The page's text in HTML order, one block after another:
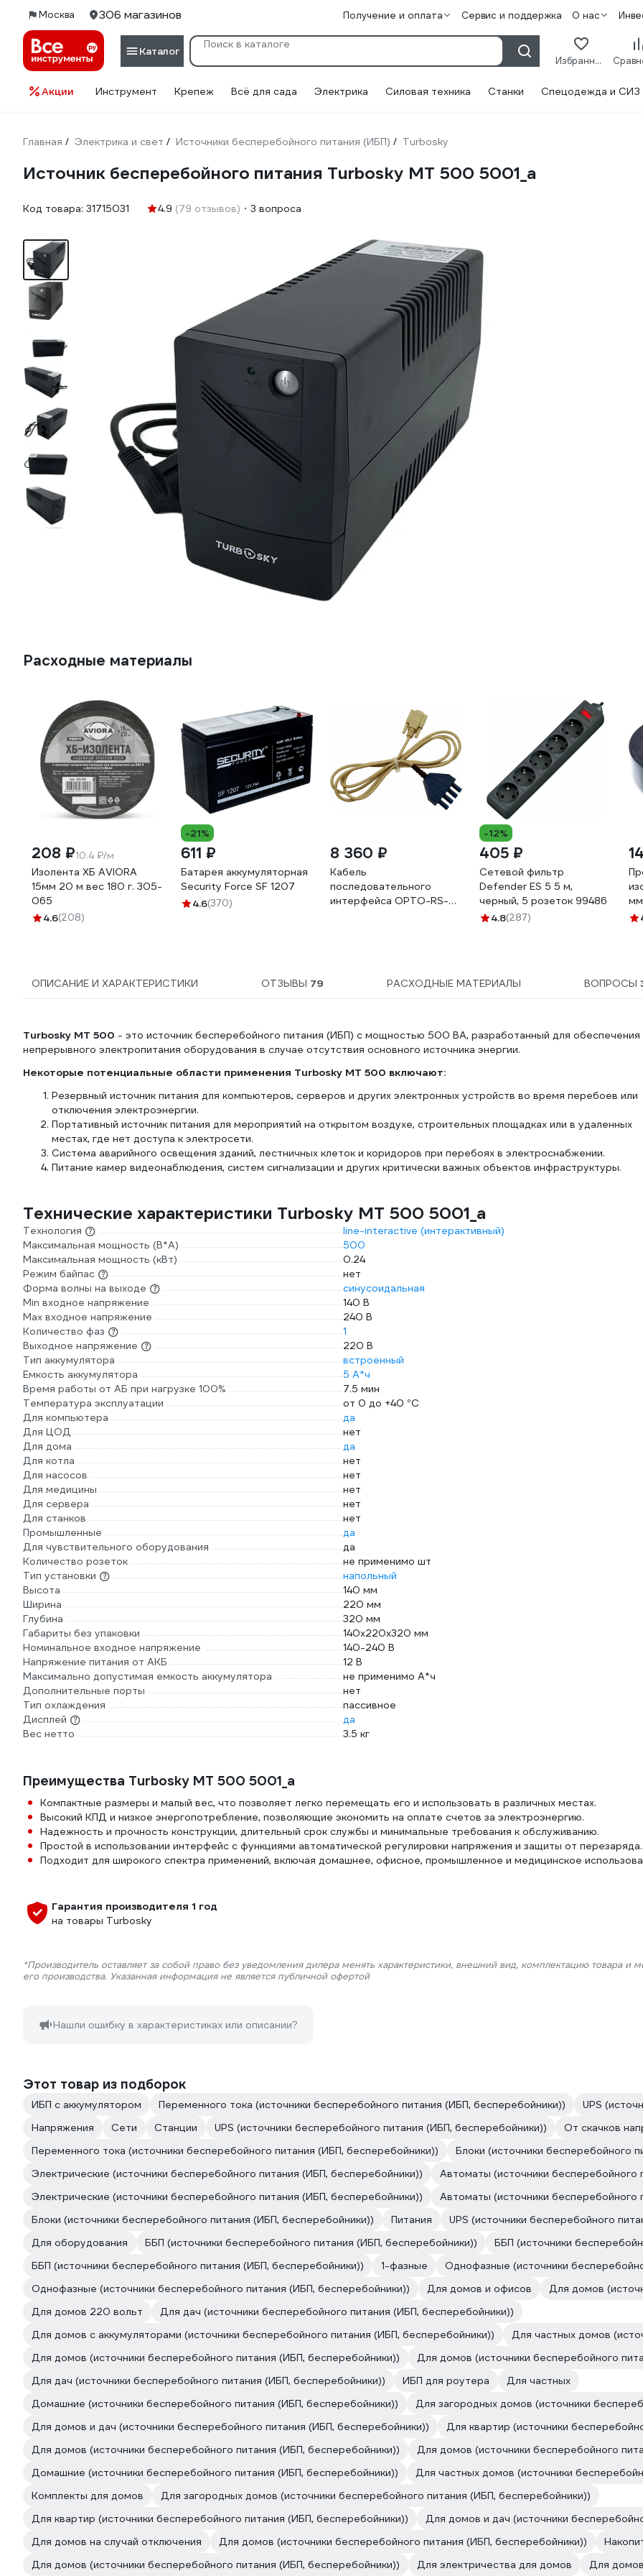
Москва 306 магазинов Получение и оплата Сервис и поддержка О нас
Каталог
Избранное
Акции Инструмент Крепеж Всё для сада Электрика Силовая техника Станки Спецодежда и СИЗ
Главная / Электрика и свет / Источники бесперебойного питания (ИБП) / Turbosky
Источник бесперебойного питания Turbosky MT 500 5001_а
Код товара: 31715031 4.9 (79 отзывов) 3 вопроса
Расходные материалы
208 ₽10.4 ₽/м
Изолента ХБ AVIORA
15мм 20 м вес 180 г. 305-
065
4.6(208)
-21%
611 ₽
Батарея аккумуляторная
Security Force SF 1207
4.6(370)
8 360 ₽
Кабель
последовательного
интерфейса OPTO-RS-
-12%
405 ₽
Сетевой фильтр
Defender ES 5 5 м,
черный, 5 розеток 99486
4.8(287)
ОПИСАНИЕ И ХАРАКТЕРИСТИКИ ОТЗЫВЫ 79 РАСХОДНЫЕ МАТЕРИАЛЫ ВОПРОСЫ
Turbosky MT 500 - это источник бесперебойного питания (ИБП) с мощностью 500 ВА, разработанный для обеспечения
непрерывного электропитания оборудования в случае отсутствия основного источника энергии.
Некоторые потенциальные области применения Turbosky MT 500 включают:
Резервный источник питания для компьютеров, серверов и других электронных устройств во время перебоев или
отключения электроэнергии.
Портативный источник питания для мероприятий на открытом воздухе, строительных площадках или в удаленных
местах, где нет доступа к электросети.
Система аварийного освещения зданий, лестничных клеток и коридоров при перебоях в электроснабжении.
Питание камер видеонаблюдения, систем сигнализации и других критически важных объектов инфраструктуры.
Технические характеристики Turbosky MT 500 5001_а
Технология
line-interactive (интерактивный)
Максимальная мощность (В*А)
500
Максимальная мощность (кВт)
0.24
Режим байпас
нет
Форма волны на выходе
синусоидальная
Min входное напряжение
140 В
Max входное напряжение
240 В
Количество фаз
1
Выходное напряжение
220 В
Тип аккумулятора
встроенный
Емкость аккумулятора
5 А*ч
Время работы от АБ при нагрузке 100%
7.5 мин
Температура эксплуатации
от 0 до +40 °С
Для компьютера
да
Для ЦОД
нет
Для дома
да
Для котла
нет
Для насосов
нет
Для медицины
нет
Для сервера
нет
Для станков
нет
Промышленные
да
Для чувствительного оборудования
да
Количество розеток
не применимо шт
Тип установки
напольный
Высота
140 мм
Ширина
220 мм
Глубина
320 мм
Габариты без упаковки
140x220x320 мм
Номинальное входное напряжение
140-240 В
Напряжение питания от АКБ
12 В
Максимально допустимая емкость аккумулятора
не применимо А*ч
Дополнительные порты
нет
Тип охлаждения
пассивное
Дисплей
да
Вес нетто
3.5 кг
Преимущества Turbosky MT 500 5001_а
Компактные размеры и малый вес, что позволяет легко перемещать его и использовать в различных местах.
Высокий КПД и низкое энергопотребление, позволяющие экономить на оплате счетов за электроэнергию.
Надежность и прочность конструкции, длительный срок службы и минимальные требования к обслуживанию.
Простой в использовании интерфейс с функциями автоматической регулировки напряжения и защиты от перезаряда.
Подходит для широкого спектра применений, включая домашнее, офисное, промышленное и медицинское
Гарантия производителя 1 год
на товары Turbosky
*Производитель оставляет за собой право без уведомления дилера менять характеристики, внешний вид, комплектацию товара и
его производства. Указанная информация не является публичной офертой
Нашли ошибку в характеристиках или описании?
Этот товар из подборок
ИБП с аккумулятором Переменного тока (источники бесперебойного питания (ИБП, бесперебойники))
UPS
Напряжения
Сети Станции UPS (источники бесперебойного питания (ИБП, бесперебойники))
От скачков
Переменного тока (источники бесперебойного питания (ИБП, бесперебойники))
Блоки (источники бесперебойного
Электрические (источники бесперебойного питания (ИБП, бесперебойники))
Автоматы (источники бесперебойного
Электрические (источники бесперебойного питания (ИБП, бесперебойники))
Автоматы (источники бесперебойного
Блоки (источники бесперебойного питания (ИБП, бесперебойники))
Питания
UPS (источники бесперебойного
Для оборудования
ББП (источники бесперебойного питания (ИБП, бесперебойники))
ББП (источники
ББП (источники бесперебойного питания (ИБП, бесперебойники))
1-фазные
Однофазные (источники
Однофазные (источники бесперебойного питания (ИБП, бесперебойники))
Для домов и офисов
Для домов
Для домов 220 вольт
Для дач (источники бесперебойного питания (ИБП, бесперебойники))
Для домов с аккумуляторами (источники бесперебойного питания (ИБП, бесперебойники))
Для частных домов
Для домов (источники бесперебойного питания (ИБП, бесперебойники))
Для домов (источники бесперебойного
Для дач (источники бесперебойного питания (ИБП, бесперебойники))
ИБП для роутера
Для частных
Домашние (источники бесперебойного питания (ИБП, бесперебойники))
Для загородных домов (источники
Для домов и дач (источники бесперебойного питания (ИБП, бесперебойники))
Для квартир (источники
Для домов (источники бесперебойного питания (ИБП, бесперебойники))
Для домов (источники бесперебойного
Домашние (источники бесперебойного питания (ИБП, бесперебойники))
Для частных домов (источники
Комплекты для домов
Для загородных домов (источники бесперебойного питания (ИБП, бесперебойники))
Для квартир (источники бесперебойного питания (ИБП, бесперебойники))
Для домов и дач (источники
Для домов на случай отключения
Для домов (источники бесперебойного питания (ИБП, бесперебойники))
Для домов (источники бесперебойного питания (ИБП, бесперебойники))
Для электричества для домов Для